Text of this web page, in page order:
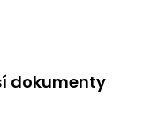
dokumenty